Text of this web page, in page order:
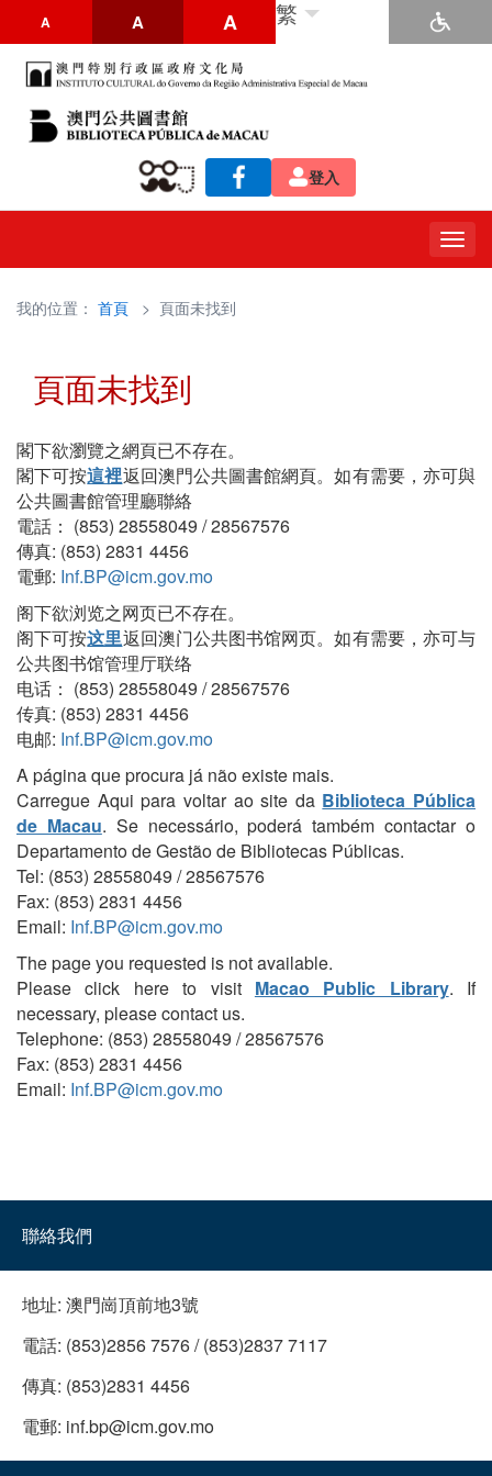
A A A 繁
登入
我的位置： 首頁 > 頁面未找到
頁面未找到
閣下欲瀏覽之網頁已不存在。
閣下可按這裡返回澳門公共圖書館網頁。如有需要，亦可與
公共圖書館管理廳聯絡
電話： (853) 28558049 / 28567576
傳真: (853) 2831 4456
電郵: Inf.BP@icm.gov.mo
阁下欲浏览之网页已不存在。
阁下可按这里返回澳门公共图书馆网页。如有需要，亦可与
公共图书馆管理厅联络
电话： (853) 28558049 / 28567576
传真: (853) 2831 4456
电邮: Inf.BP@icm.gov.mo
A página que procura já não existe mais.
Carregue Aqui para voltar ao site da Biblioteca Pública
de Macau. Se necessário, poderá também contactar o
Departamento de Gestão de Bibliotecas Públicas.
Tel: (853) 28558049 / 28567576
Fax: (853) 2831 4456
Email: Inf.BP@icm.gov.mo
The page you requested is not available.
Please click here to visit Macao Public Library. If
necessary, please contact us.
Telephone: (853) 28558049 / 28567576
Fax: (853) 2831 4456
Email: Inf.BP@icm.gov.mo
聯絡我們
地址: 澳門崗頂前地3號
電話: (853)2856 7576 / (853)2837 7117
傳真: (853)2831 4456
電郵: inf.bp@icm.gov.mo